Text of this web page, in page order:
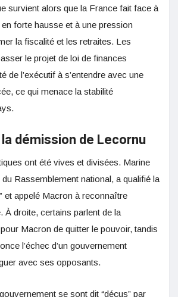
survient alors que la France fait face à
forte hausse et à une pression
la fiscalité et les retraites. Les
le projet de loi de finances
de l’exécutif à s’entendre avec une
ce qui menace la stabilité
démission de Lecornu
ont été vives et divisées. Marine
Rassemblement national, a qualifié la
et appelé Macron à reconnaître
À droite, certains parlent de la
Macron de quitter le pouvoir, tandis
l’échec d’un gouvernement
avec ses opposants.
se sont dit “déçus” par